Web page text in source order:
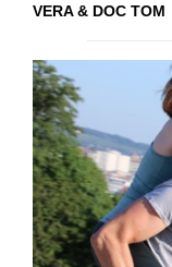
VERA & DOC TOM